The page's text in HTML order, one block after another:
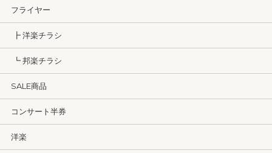
フライヤー
┣ 洋楽チラシ
┗ 邦楽チラシ
SALE商品
コンサート半券
洋楽